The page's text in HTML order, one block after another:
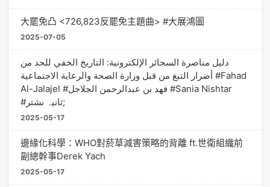
大罷免凸 <726,823反罷免主題曲> #大展鴻圖
2025-07-05
دليل مناصرة السجائر الإلكترونية: التاريخ الخفي للحد من
أضرار التبغ من قبل وزارة الصحة والرعاية الاجتماعية #Fahad
Al-Jalajel #فهد بن عبدالرحمن الجلاجل #Sania Nishtar
#ثانیہ نشتر;
2025-05-17
邊緣化科學：WHO對菸草減害策略的背離 ft.世衛組織前
副總幹事Derek Yach
2025-05-17